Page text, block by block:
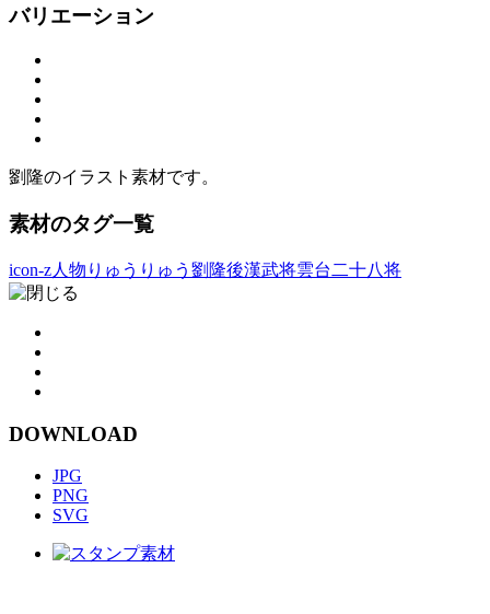
バリエーション
劉隆のイラスト素材です。
素材のタグ一覧
icon-z人物 りゅうりゅう 劉隆後漢武将雲台二十八将
DOWNLOAD
JPG
PNG
SVG